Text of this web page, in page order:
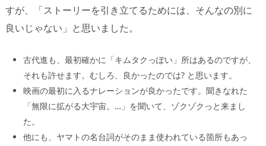
すが、「ストーリーを引き立てるためには、そんなの別に
良いじゃない」と思いました。
古代進も、最初確かに「キムタクっぽい」所はあるのですが、
それも許せます。むしろ、良かったのでは? と思います。
映画の最初に入るナレーションが良かったです。聞きなれた
「無限に拡がる大宇宙。…」を聞いて、ゾクゾクっと来まし
た。
他にも、ヤマトの名台詞がそのまま使われている箇所もあっ